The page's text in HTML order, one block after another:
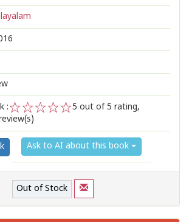
:
2
1
5 out of 5 rating,
Ask to AI about this book
Out of Stock